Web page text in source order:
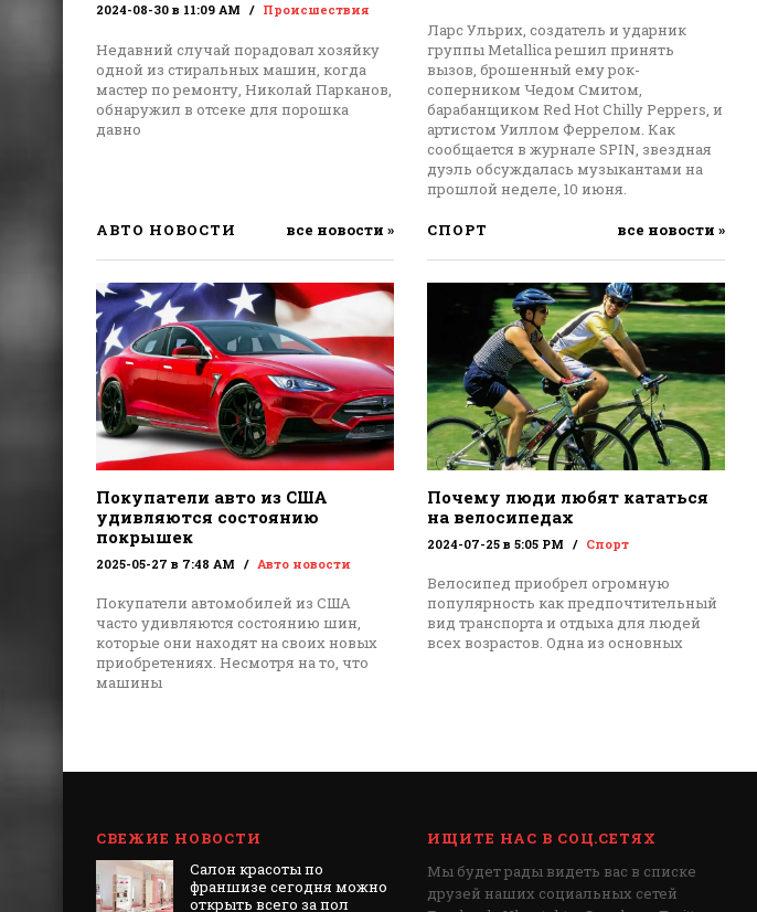
2024-08-30 в 11:09 AM Происшествия
Недавний случай порадовал хозяйку
одной из стиральных машин, когда
мастер по ремонту, Николай Парканов,
обнаружил в отсеке для порошка
давно
Ларс Ульрих, создатель и ударник
группы Metallica решил принять
вызов, брошенный ему рок-
соперником Чедом Смитом,
барабанщиком Red Hot Chilly Peppers, и
артистом Уиллом Феррелом. Как
сообщается в журнале SPIN, звездная
дуэль обсуждалась музыкантами на
прошлой неделе, 10 июня.
АВТО НОВОСТИ все новости »
Покупатели авто из США
удивляются состоянию
покрышек
2025-05-27 в 7:48 AM Авто новости
Покупатели автомобилей из США
часто удивляются состоянию шин,
которые они находят на своих новых
приобретениях. Несмотря на то, что
машины
СПОРТ все новости »
Почему люди любят кататься
на велосипедах
2024-07-25 в 5:05 PM Спорт
Велосипед приобрел огромную
популярность как предпочтительный
вид транспорта и отдыха для людей
всех возрастов. Одна из основных
СВЕЖИЕ НОВОСТИ
Салон красоты по
франшизе сегодня можно
открыть всего за пол
ИЩИТЕ НАС В СОЦ.СЕТЯХ
Мы будет рады видеть вас в списке
друзей наших социальных сетей